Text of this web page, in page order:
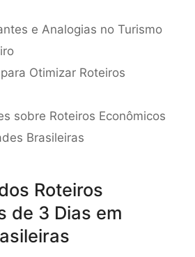
e Analogias no Turismo
Otimizar Roteiros
sobre Roteiros Econômicos
Brasileiras
Roteiros
de 3 Dias em